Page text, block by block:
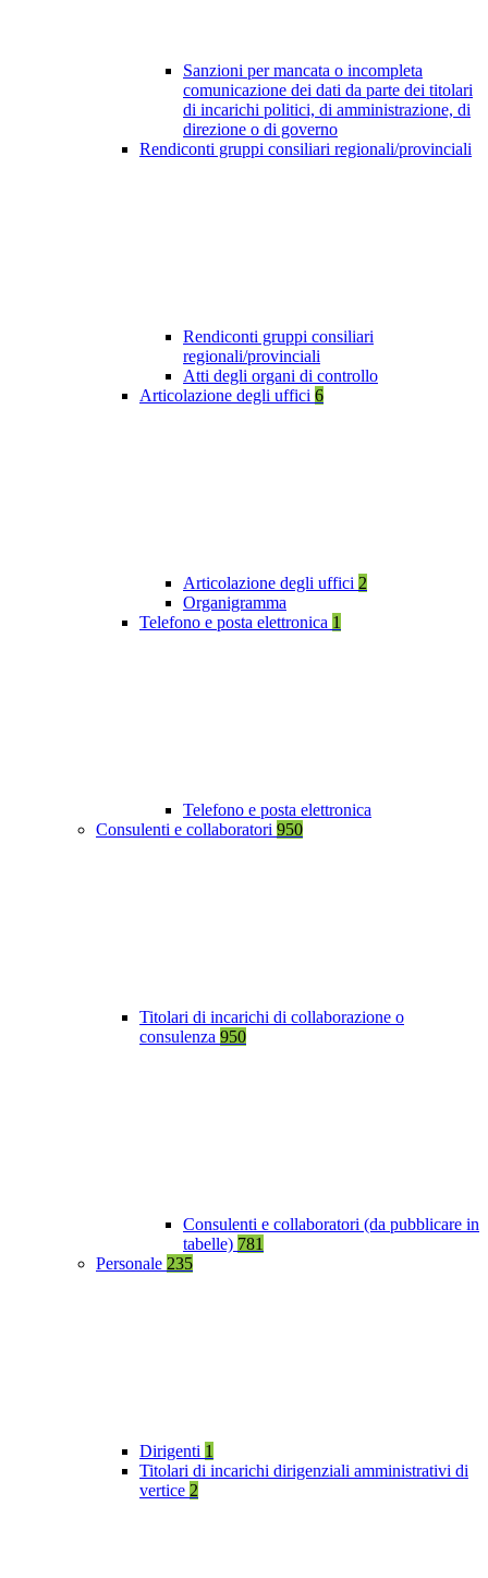
Sanzioni per mancata o incompleta
comunicazione dei dati da parte dei titolari
di incarichi politici, di amministrazione, di
direzione o di governo
Rendiconti gruppi consiliari regionali/provinciali
Rendiconti gruppi consiliari
regionali/provinciali
Atti degli organi di controllo
Articolazione degli uffici 6
Articolazione degli uffici 2
Organigramma
Telefono e posta elettronica 1
Telefono e posta elettronica
Consulenti e collaboratori 950
Titolari di incarichi di collaborazione o
consulenza 950
Consulenti e collaboratori (da pubblicare in
tabelle) 781
Personale 235
Dirigenti 1
Titolari di incarichi dirigenziali amministrativi di
vertice 2